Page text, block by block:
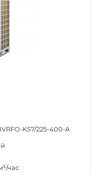
KS7/225-400-A
час